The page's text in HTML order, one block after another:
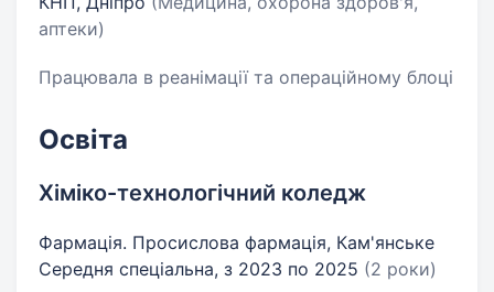
аптеки)
Працювала в реанімації та операційному блоці
Освіта
Хіміко-технологічний коледж
Фармація. Просислова фармація, Кам'янське
Середня спеціальна, з 2023 по 2025 (2 роки)